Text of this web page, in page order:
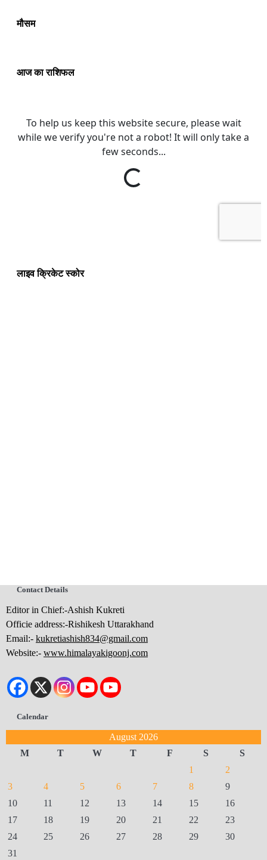
मौसम
आज का राशिफल
लाइव क्रिकेट स्कोर
Contact Details
Editor in Chief:-Ashish Kukreti
Officie address:-Rishikesh Uttarakhand
Email:- kukretiashish834@gmail.com
Website:- www.himalayakigoonj.com
Calendar
August 2026
M
T W T F S
S
1
2
3
4 5 6 7 8
9
10
11 12 13 14 15
16
17
18 19 20 21 22
23
24
25 26 27 28 29
30
31